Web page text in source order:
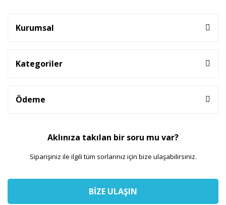
Kurumsal
Kategoriler
Ödeme
Aklınıza takılan bir soru mu var?
Siparişiniz ile ilgili tüm sorlarınız için bize ulaşabilirsiniz.
BİZE ULAŞIN